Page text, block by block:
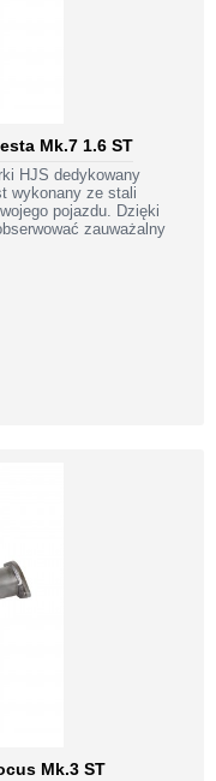
Mk.7 1.6 ST
HJS dedykowany
wykonany ze stali
pojazdu. Dzięki
zauważalny
Mk.3 ST